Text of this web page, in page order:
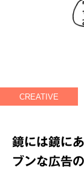
CREATIVE
鏡には鏡に
ブンな広告